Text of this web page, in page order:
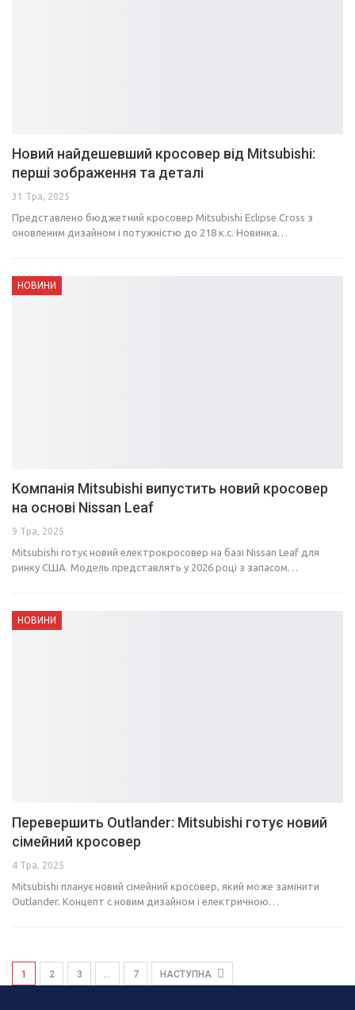
Новий найдешевший кросовер від Mitsubishi:
перші зображення та деталі
31 Тра, 2025
Представлено бюджетний кросовер Mitsubishi Eclipse Cross з
оновленим дизайном і потужністю до 218 к.с. Новинка…
НОВИНИ
Компанія Mitsubishi випустить новий кросовер
на основі Nissan Leaf
9 Тра, 2025
Mitsubishi готує новий електрокросовер на базі Nissan Leaf для
ринку США. Модель представлять у 2026 році з запасом…
НОВИНИ
Перевершить Outlander: Mitsubishi готує новий
сімейний кросовер
4 Тра, 2025
Mitsubishi планує новий сімейний кросовер, який може замінити
Outlander. Концепт с новим дизайном і електричною…
1 2 3 … 7 НАСТУПНА